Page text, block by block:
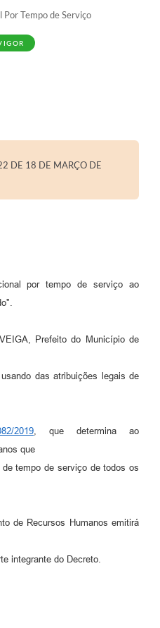
Por Tempo de Serviço
DE 18 DE MARÇO DE
por tempo de serviço ao
Prefeito do Município de
das atribuições legais de
2019 , que determina ao
que
tempo de serviço de todos os
de Recursos Humanos emitirá
integrante do Decreto.